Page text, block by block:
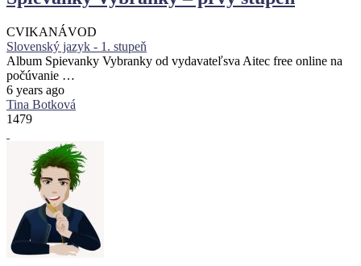
CVIKANÁVOD
Slovenský jazyk - 1. stupeň
Album Spievanky Vybranky od vydavateľsva Aitec free online na
počúvanie …
6 years ago
Tina Botková
1479